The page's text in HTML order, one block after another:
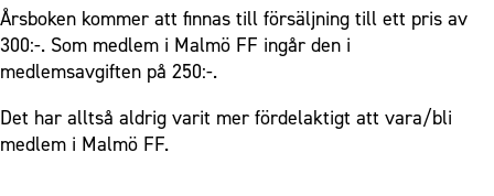
Vanliga frågor om 1910 Event
Grundskolefotboll mot rasismer
Skolakademier
Fonder
Närstående organisationer
Policydokument
Personuppgiftspolicy
Årsboken kommer att finnas till försäljning till ett pris av
300:-. Som medlem i Malmö FF ingår den i
medlemsavgiften på 250:-.
Det har alltså aldrig varit mer fördelaktigt att vara/bli
medlem i Malmö FF.